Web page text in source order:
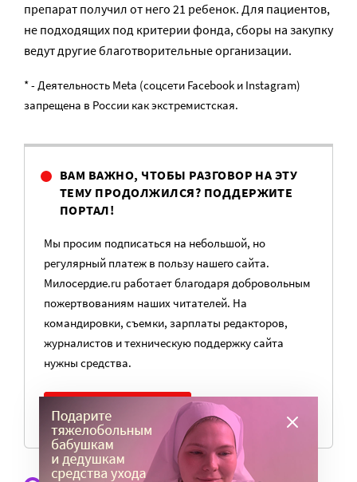
препарат получил от него 21 ребенок. Для пациентов,
не подходящих под критерии фонда, сборы на закупку
ведут другие благотворительные организации.
* - Деятельность Meta (соцсети Facebook и Instagram)
запрещена в России как экстремистская.
ВАМ ВАЖНО, ЧТОБЫ РАЗГОВОР НА ЭТУ
ТЕМУ ПРОДОЛЖИЛСЯ? ПОДДЕРЖИТЕ
ПОРТАЛ!
Мы просим подписаться на небольшой, но
регулярный платеж в пользу нашего сайта.
Милосердие.ru работает благодаря добровольным
пожертвованиям наших читателей. На
командировки, съемки, зарплаты редакторов,
журналистов и техническую поддержку сайта
нужны средства.
ПОМОЧЬ ПОРТАЛУ